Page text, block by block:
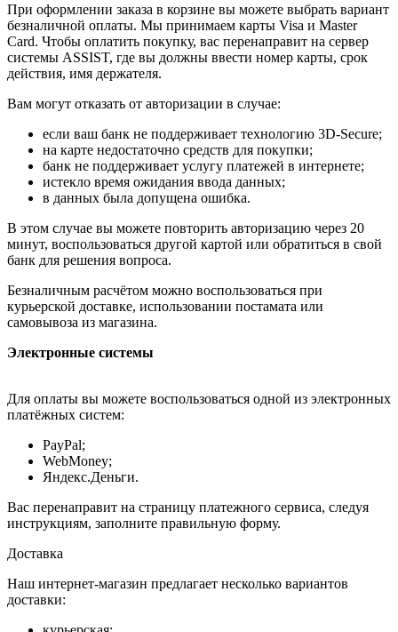
При оформлении заказа в корзине вы можете выбрать вариант
безналичной оплаты. Мы принимаем карты Visa и Master
Card. Чтобы оплатить покупку, вас перенаправит на сервер
системы ASSIST, где вы должны ввести номер карты, срок
действия, имя держателя.
Вам могут отказать от авторизации в случае:
если ваш банк не поддерживает технологию 3D-Secure;
на карте недостаточно средств для покупки;
банк не поддерживает услугу платежей в интернете;
истекло время ожидания ввода данных;
в данных была допущена ошибка.
В этом случае вы можете повторить авторизацию через 20
минут, воспользоваться другой картой или обратиться в свой
банк для решения вопроса.
Безналичным расчётом можно воспользоваться при
курьерской доставке, использовании постамата или
самовывоза из магазина.
Электронные системы
Для оплаты вы можете воспользоваться одной из электронных
платёжных систем:
PayPal;
WebMoney;
Яндекс.Деньги.
Вас перенаправит на страницу платежного сервиса, следуя
инструкциям, заполните правильную форму.
Доставка
Наш интернет-магазин предлагает несколько вариантов
доставки: